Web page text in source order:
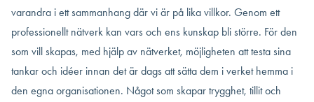
varandra i ett sammanhang där vi är på lika villkor. Genom ett
professionellt nätverk kan vars och ens kunskap bli större. För den
som vill skapas, med hjälp av nätverket, möjligheten att testa sina
tankar och idéer innan det är dags att sätta dem i verket hemma i
den egna organisationen. Något som skapar trygghet, tillit och